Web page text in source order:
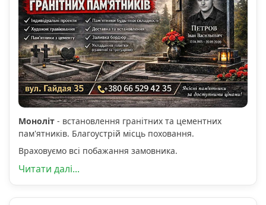
Моноліт - встановлення гранітних та цементних
пам'ятників. Благоустрій місць поховання.
Враховуємо всі побажання замовника.
Читати далі...